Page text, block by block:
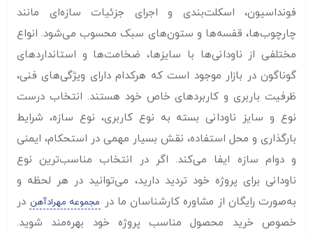
فونداسیون، اسکلت‌بندی و اجرای جزئیات سازه‌ای مانند
چارچوب‌ها، قفسه‌ها و ستون‌های سبک محسوب می‌شود. انواع
مختلفی از ناودانی‌ها با سایزها، ضخامت‌ها و استانداردهای
گوناگون در بازار موجود است که هرکدام دارای ویژگی‌های فنی،
ظرفیت باربری و کاربردهای خاص خود هستند. انتخاب درست
نوع و سایز ناودانی بسته به نوع کاربری، نوع سازه، شرایط
بارگذاری و محل استفاده، نقش بسیار مهمی در استحکام، ایمنی
و دوام سازه ایفا می‌کند. اگر در انتخاب مناسب‌ترین نوع
ناودانی برای پروژه خود تردید دارید، می‌توانید در هر لحظه و
به‌صورت رایگان از مشاوره کارشناسان ما در
مجموعه مهرادآهن در
خصوص خرید محصول مناسب پروژه خود بهره‌مند شوید.